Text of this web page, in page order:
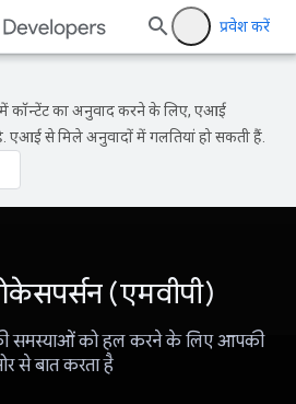
प्रवेश करें
कॉन्टेंट का अनुवाद करने के लिए, एआई
एआई से मिले अनुवादों में गलतियां हो सकती हैं.
(एमवीपी)
समस्याओं को हल करने के लिए आपकी
से बात करता है